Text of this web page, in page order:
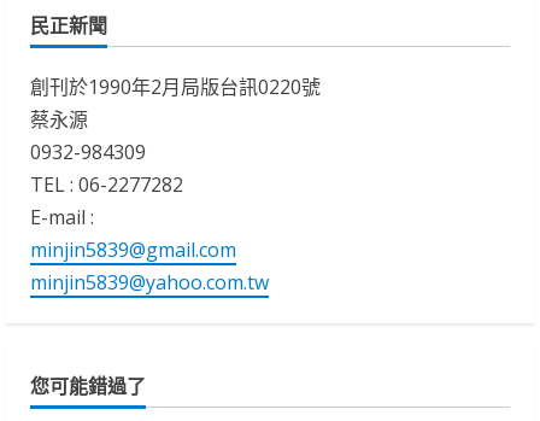
民正新聞
創刊於1990年2月局版台訊0220號
蔡永源
0932-984309
TEL : 06-2277282
E-mail :
minjin5839@gmail.com
minjin5839@yahoo.com.tw
您可能錯過了